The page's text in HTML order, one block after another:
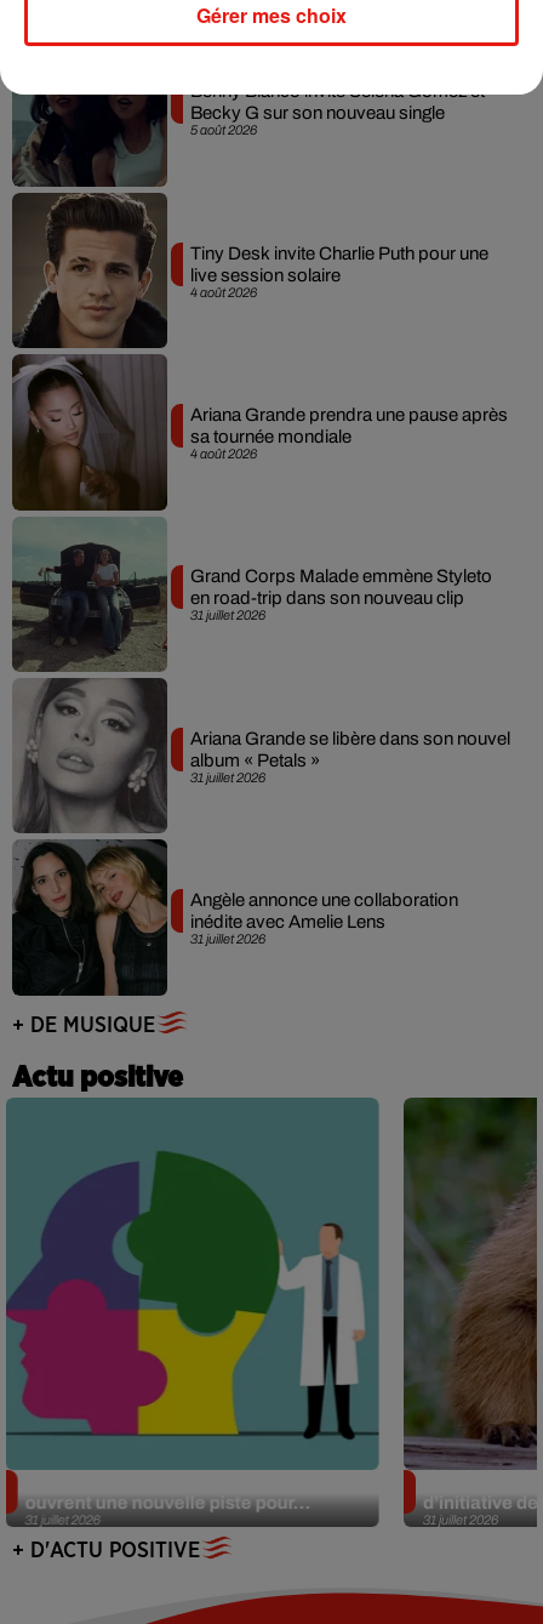
5 août 2026
Benny Blanco invite Selena Gomez et
Becky G sur son nouveau single
4 août 2026
Tiny Desk invite Charlie Puth pour une
live session solaire
4 août 2026
Ariana Grande prendra une pause après
sa tournée mondiale
31 juillet 2026
Grand Corps Malade emmène Styleto
en road-trip dans son nouveau clip
31 juillet 2026
Ariana Grande se libère dans son nouvel
album « Petals »
31 juillet 2026
Angèle annonce une collaboration
inédite avec Amelie Lens
+ DE MUSIQUE
Actu positive
31 juillet 2026
ouvrent une nouvelle piste pour...
31 juillet 2026
d’initiative
+ D'ACTU POSITIVE
Gérer mes choix